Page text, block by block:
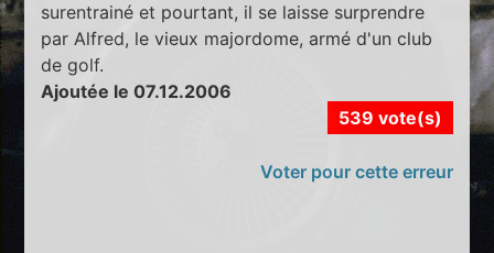
surentrainé et pourtant, il se laisse surprendre
par Alfred, le vieux majordome, armé d'un club
de golf.
Ajoutée le 07.12.2006
539 vote(s)
Voter pour cette erreur